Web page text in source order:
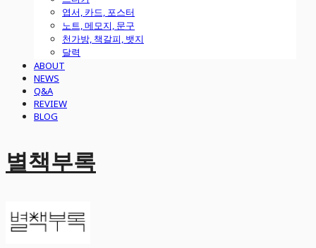
엽서, 카드, 포스터
노트, 메모지, 문구
천가방, 책갈피, 뱃지
달력
ABOUT
NEWS
Q&A
REVIEW
BLOG
별책부록